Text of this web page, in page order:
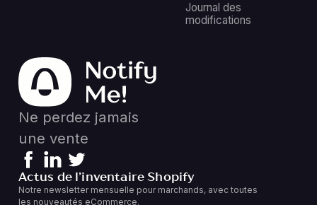
Journal des
modifications
Ne perdez jamais
une vente
Actus de l’inventaire Shopify
Notre newsletter mensuelle pour marchands, avec toutes
les nouveautés eCommerce.